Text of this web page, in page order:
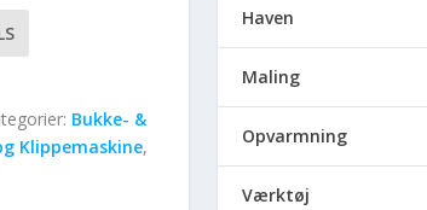
Bukke- &
Klippemaskine,
Haven
Maling
Opvarmning
Værktøj